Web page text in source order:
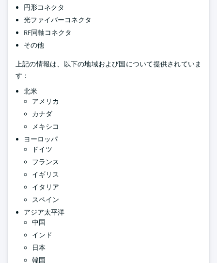
円形コネクタ
光ファイバーコネクタ
RF同軸コネクタ
その他
上記の情報は、以下の地域および国について提供されていま
す：
北米
アメリカ
カナダ
メキシコ
ヨーロッパ
ドイツ
フランス
イギリス
イタリア
スペイン
アジア太平洋
中国
インド
日本
韓国